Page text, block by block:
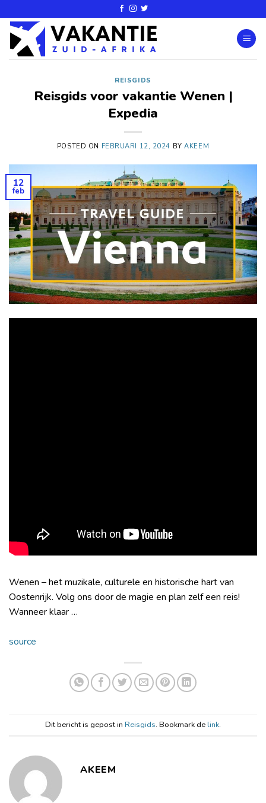
REISGIDS
Reisgids voor vakantie Wenen |
Expedia
POSTED ON FEBRUARI 12, 2024 BYAKEEM
12
feb
Wenen – het muzikale, culturele en historische hart van
Oostenrijk. Volg ons door de magie en plan zelf een reis!
Wanneer klaar …
source
Dit bericht is gepost in Reisgids. Bookmark delink.
AKEEM